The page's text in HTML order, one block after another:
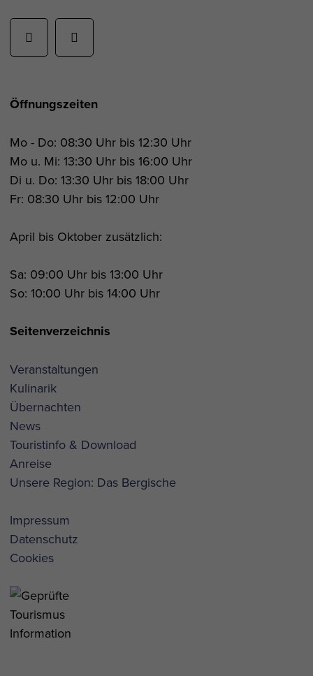
Öffnungszeiten
Mo - Do: 08:30 Uhr bis 12:30 Uhr
Mo u. Mi: 13:30 Uhr bis 16:00 Uhr
Di u. Do: 13:30 Uhr bis 18:00 Uhr
Fr: 08:30 Uhr bis 12:00 Uhr
April bis Oktober zusätzlich:
Sa: 09:00 Uhr bis 13:00 Uhr
So: 10:00 Uhr bis 14:00 Uhr
Seitenverzeichnis
Veranstaltungen
Kulinarik
Übernachten
News
Touristinfo & Download
Anreise
Unsere Region: Das Bergische
Impressum
Datenschutz
Cookies